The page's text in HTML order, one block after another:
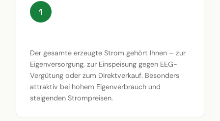
1
Der gesamte erzeugte Strom gehört Ihnen – zur
Eigenversorgung, zur Einspeisung gegen EEG-
Vergütung oder zum Direktverkauf. Besonders
attraktiv bei hohem Eigenverbrauch und
steigenden Strompreisen.